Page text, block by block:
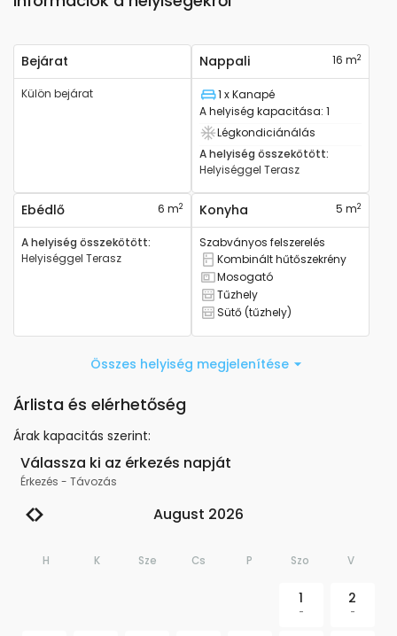
Bejárat
Külön bejárat
Nappali 16 m2
Ágy1 x Kanapé
A helyiség kapacitása: 1
Van légkondicionáló
Légkondiciánálás
A helyiség összekötött:
Helyiséggel Terasz
Ebédlő 6 m2
A helyiség összekötött:
Helyiséggel Terasz
Konyha 5 m2
Szabványos felszerelés
Kombinált hűtőszekrény
Kombinált hűtőszekrény
mosógatóval rendelkezik
Mosogató
Tűzhellyel rendelkezik
Tűzhely
Sütővel rendelkezik
Sütő (tűzhely)
Összes helyiség megjelenítése
Árlista és elérhetőség
Árak kapacitás szerint:
Válassza ki az érkezés napját
Érkezés - Távozás
August 2026
H K Sze Cs P Szo V
1
-
2
-